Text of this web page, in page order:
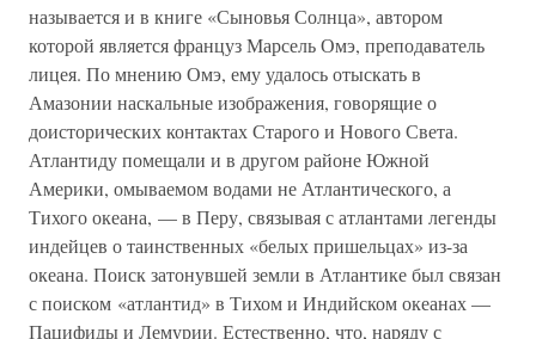
называется и в книге «Сыновья Солнца», автором
которой является француз Марсель Омэ, преподаватель
лицея. По мнению Омэ, ему удалось отыскать в
Амазонии наскальные изображения, говорящие о
доисторических контактах Старого и Нового Света.
Атлантиду помещали и в другом районе Южной
Америки, омываемом водами не Атлантического, а
Тихого океана, — в Перу, связывая с атлантами легенды
индейцев о таинственных «белых пришельцах» из-за
океана. Поиск затонувшей земли в Атлантике был связан
с поиском «атлантид» в Тихом и Индийском океанах —
Пацифиды и Лемурии. Естественно, что, наряду с